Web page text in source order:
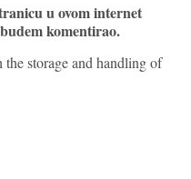
u ovom internet
komentirao.
storage and handling of